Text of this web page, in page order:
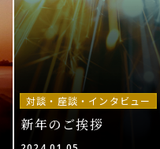
対談・座談・インタビュー
新年のご挨拶